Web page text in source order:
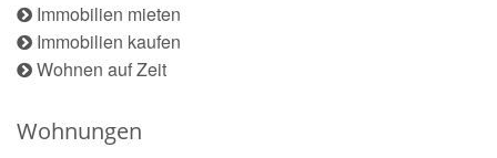
Immobilien mieten
Immobilien kaufen
Wohnen auf Zeit
Wohnungen